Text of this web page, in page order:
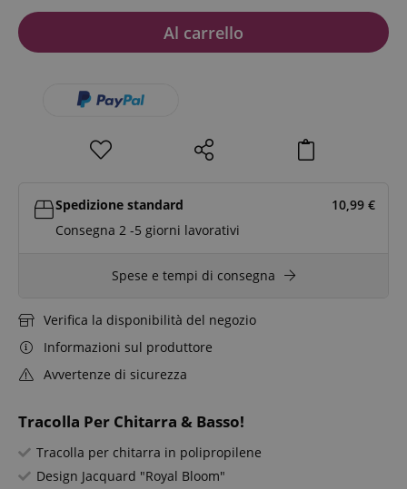
Tracolla Per Chitarra & Basso!
Tracolla per chitarra in polipropilene
Design Jacquard "Royal Bloom"
Al carrello
Spedizione standard 10,99 €
Consegna 2 -5 giorni lavorativi
Spese e tempi di consegna
Verifica la disponibilità del negozio
Informazioni sul produttore
Avvertenze di sicurezza